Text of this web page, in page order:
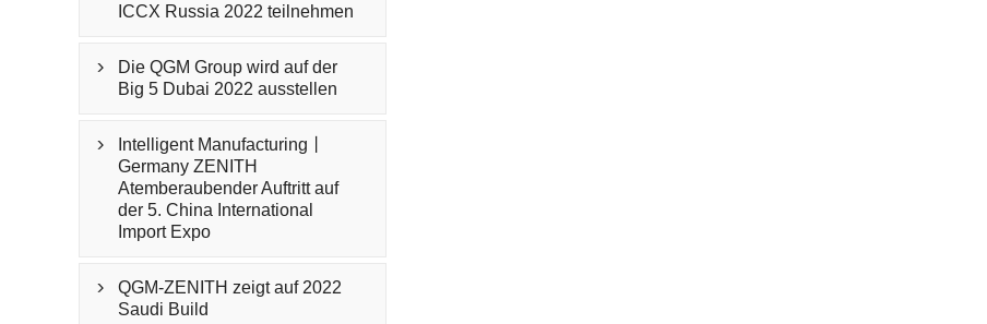
ICCX Russia 2022 teilnehmen

Die QGM Group wird auf der
Big 5 Dubai 2022 ausstellen

Intelligent Manufacturing丨
Germany ZENITH
Atemberaubender Auftritt auf
der 5. China International
Import Expo

QGM-ZENITH zeigt auf 2022
Saudi Build